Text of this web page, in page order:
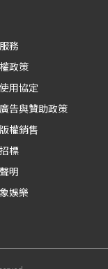
務
政策
用協定
告與贊助政策
權銷售
標
明
娛樂